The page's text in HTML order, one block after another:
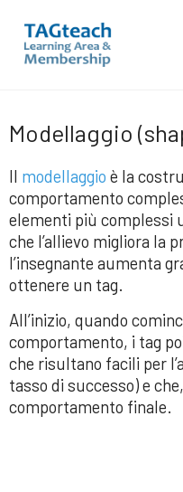
toModellaggio
Il modellaggio è la
comportamento
elementi più complessi
che l’allievo migliora la
l’insegnante aumenta
ottenere un tag.
All’inizio, quando
comportamento, i tag
che risultano facili per
tasso di successo) e
comportamento finale.